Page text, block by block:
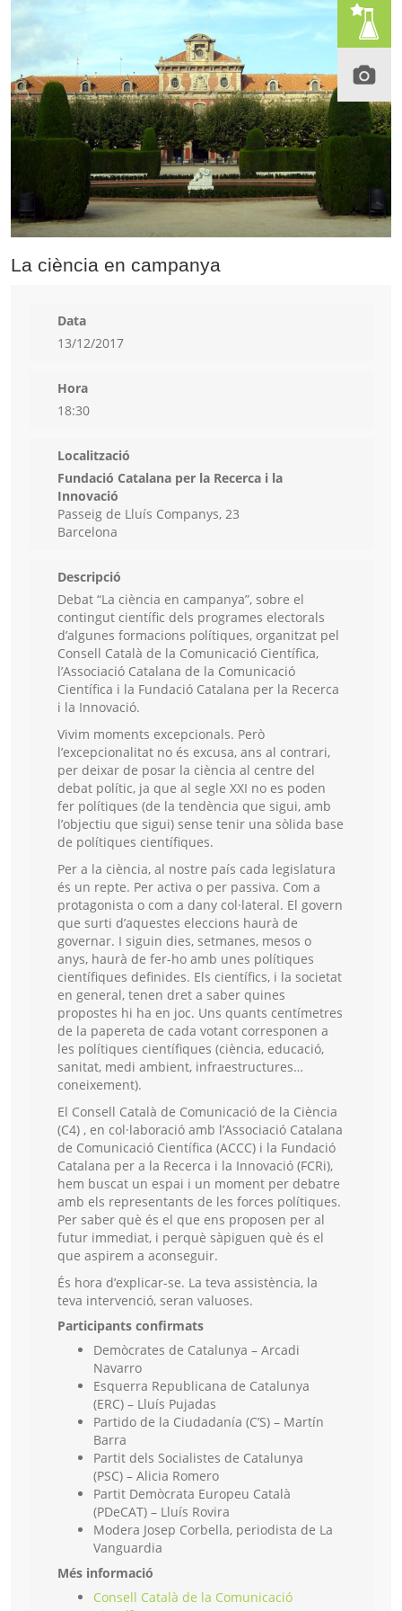
La ciència en campanya
Data
13/12/2017
Hora
18:30
Localització
Fundació Catalana per la Recerca i la
Innovació
Passeig de Lluís Companys, 23
Barcelona
Descripció
Debat “La ciència en campanya”, sobre el
contingut científic dels programes electorals
d’algunes formacions polítiques, organitzat pel
Consell Català de la Comunicació Científica,
l’Associació Catalana de la Comunicació
Científica i la Fundació Catalana per la Recerca
i la Innovació.
Vivim moments excepcionals. Però
l’excepcionalitat no és excusa, ans al contrari,
per deixar de posar la ciència al centre del
debat polític, ja que al segle XXI no es poden
fer polítiques (de la tendència que sigui, amb
l’objectiu que sigui) sense tenir una sòlida base
de polítiques científiques.
Per a la ciència, al nostre país cada legislatura
és un repte. Per activa o per passiva. Com a
protagonista o com a dany col·lateral. El govern
que surti d’aquestes eleccions haurà de
governar. I siguin dies, setmanes, mesos o
anys, haurà de fer-ho amb unes polítiques
científiques definides. Els científics, i la societat
en general, tenen dret a saber quines
propostes hi ha en joc. Uns quants centímetres
de la papereta de cada votant corresponen a
les polítiques científiques (ciència, educació,
sanitat, medi ambient, infraestructures…
coneixement).
El Consell Català de Comunicació de la Ciència
(C4) , en col·laboració amb l’Associació Catalana
de Comunicació Científica (ACCC) i la Fundació
Catalana per a la Recerca i la Innovació (FCRi),
hem buscat un espai i un moment per debatre
amb els representants de les forces polítiques.
Per saber què és el que ens proposen per al
futur immediat, i perquè sàpiguen què és el
que aspirem a aconseguir.
És hora d’explicar-se. La teva assistència, la
teva intervenció, seran valuoses.
Participants confirmats
Demòcrates de Catalunya – Arcadi
Navarro
Esquerra Republicana de Catalunya
(ERC) – Lluís Pujadas
Partido de la Ciudadanía (C’S) – Martín
Barra
Partit dels Socialistes de Catalunya
(PSC) – Alicia Romero
Partit Demòcrata Europeu Català
(PDeCAT) – Lluís Rovira
Modera Josep Corbella, periodista de La
Vanguardia
Més informació
Consell Català de la Comunicació